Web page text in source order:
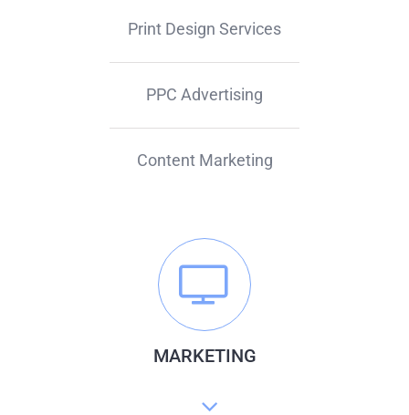
Print Design Services
PPC Advertising
Content Marketing
MARKETING